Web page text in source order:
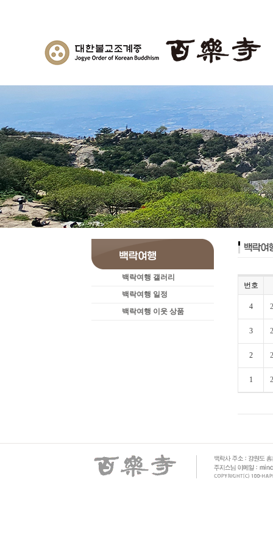
백락여행 갤러리
백락여행 일정
백락여행 이웃 상품
번호
4
3
2
1